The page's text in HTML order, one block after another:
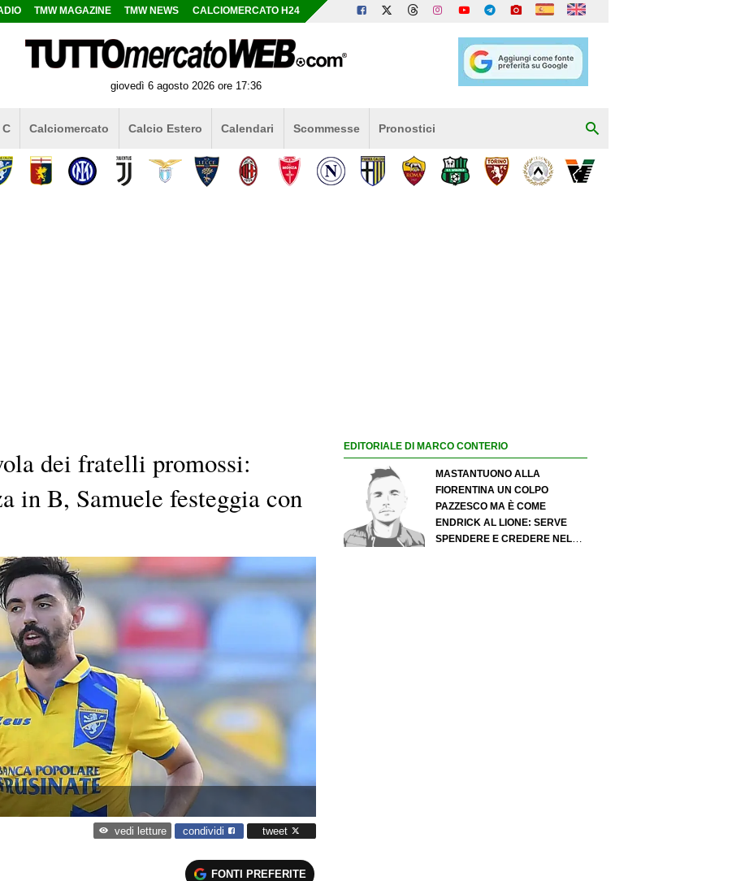
TMW MAGAZINE TMW NEWS CALCIOMERCATO H24
giovedì 6 agosto 2026 ore 17:36
C Calciomercato Calcio Estero Calendari Scommesse Pronostici
dei fratelli promossi:
in B, Samuele festeggia con
vedi letture condividi tweet
FONTI PREFERITE
EDITORIALE DI MARCO CONTERIO
MASTANTUONO ALLA
FIORENTINA UN COLPO
PAZZESCO MA È COME
ENDRICK AL LIONE: SERVE
SPENDERE E CREDERE NELLO